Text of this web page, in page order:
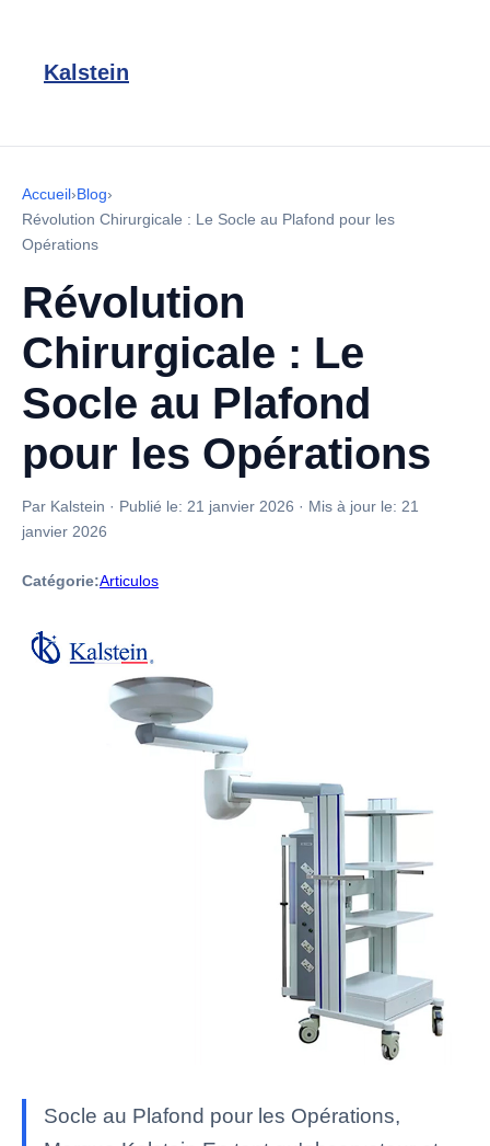
Kalstein
Accueil›Blog›
Révolution Chirurgicale : Le Socle au Plafond pour les
Opérations
Révolution
Chirurgicale : Le
Socle au Plafond
pour les Opérations
Par Kalstein · Publié le: 21 janvier 2026 · Mis à jour le: 21
janvier 2026
Catégorie:Articulos
Socle au Plafond pour les Opérations,